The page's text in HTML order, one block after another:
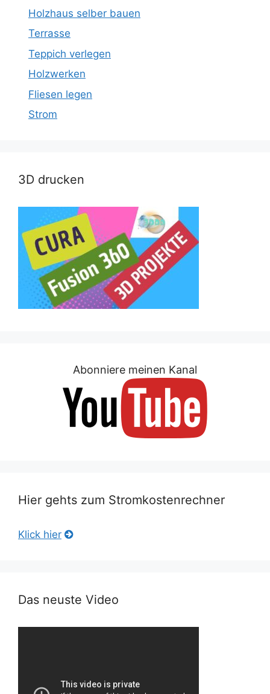
Holzhaus selber bauen
Terrasse
Teppich verlegen
Holzwerken
Fliesen legen
Strom
3D drucken
Abonniere meinen Kanal
Hier gehts zum Stromkostenrechner
Klick hier
Das neuste Video